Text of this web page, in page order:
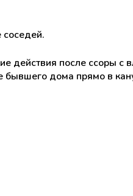
действия после ссоры с
бывшего дома прямо в